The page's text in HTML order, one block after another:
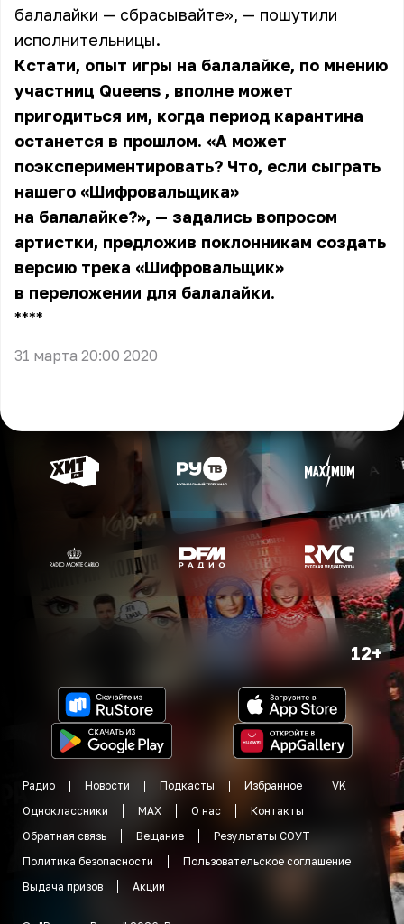
балалайки — сбрасывайте», — пошутили
исполнительницы.
Кстати, опыт игры на балалайке, по мнению
участниц Queens , вполне может
пригодиться им, когда период карантина
останется в прошлом. «А может
поэкспериментировать? Что, если сыграть
нашего «Шифровальщика»
на балалайке?», — задались вопросом
артистки, предложив поклонникам создать
версию трека «Шифровальщик»
в переложении для балалайки.
** **
31 марта 20:00 2020
12+
Радио Новости Подкасты Избранное
VK
Одноклассники
MAX О нас
Контакты
Обратная связь
Вещание
Результаты СОУТ
Политика безопасности
Пользовательское соглашение
Выдача призов
Акции